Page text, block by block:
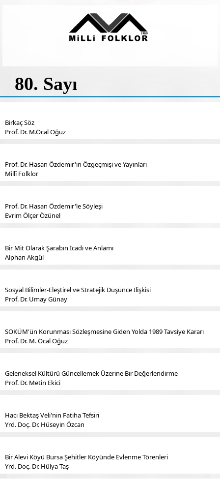
80. Sayı
Birkaç Söz
Prof. Dr. M.Öcal Oğuz
Prof. Dr. Hasan Özdemir'in Özgeçmişi ve Yayınları
Millî Folklor
Prof. Dr. Hasan Özdemir'le Söyleşi
Evrim Ölçer Özünel
Bir Mit Olarak Şarabın İcadı ve Anlamı
Alphan Akgül
Sosyal Bilimler-Eleştirel ve Stratejik Düşünce İlişkisi
Prof. Dr. Umay Günay
SOKÜM'ün Korunması Sözleşmesine Giden Yolda 1989 Tavsiye Kararı
Prof. Dr. M. Öcal Oğuz
Geleneksel Kültürü Güncellemek Üzerine Bir Değerlendirme
Prof. Dr. Metin Ekici
Hacı Bektaş Veli'nin Fatiha Tefsiri
Yrd. Doç. Dr. Hüseyin Özcan
Bir Alevi Köyü Bursa Şehitler Köyünde Evlenme Törenleri
Yrd. Doç. Dr. Hülya Taş